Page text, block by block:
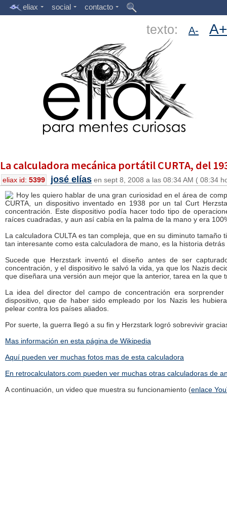
eliax social contacto
texto: A- A+
La calculadora mecánica portátil CURTA, del
eliax id: 5399 josé elías en sept 8, 2008 a las 08:34 AM ( 08:34
Hoy les quiero hablar de una gran curiosidad en el área de
CURTA, un dispositivo inventado en 1938 por un tal Curt
concentración. Este dispositivo podía hacer todo tipo de
raíces cuadradas, y aun así cabía en la palma de la mano y era
La calculadora CULTA es tan compleja, que en su diminuto
tan interesante como esta calculadora de mano, es la historia detrás
Sucede que Herzstark inventó el diseño antes de ser
concentración, y el dispositivo le salvó la vida, ya que los Nazis
que diseñara una versión aun mejor que la anterior, tarea en la que
La idea del director del campo de concentración era
dispositivo, que de haber sido empleado por los Nazis les
pelear contra los países aliados.
Por suerte, la guerra llegó a su fin y Herzstark logró sobrevivir
Mas información en esta página de Wikipedia
Aquí pueden ver muchas fotos mas de esta calculadora
En retrocalculators.com pueden ver muchas otras calculadoras de
A continuación, un video que muestra su funcionamiento (enlace